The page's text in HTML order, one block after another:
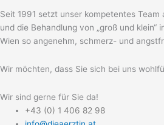
Seit 1991 setzt unser kompetentes Team
und die Behandlung von „groß und klein“
Wien so angenehm, schmerz- und
Wir möchten, dass Sie sich bei uns
Wir sind gerne für Sie da!
+43 (0) 1 406 82 98